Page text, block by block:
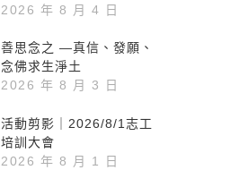
2026 年 8 月 4 日
善思念之 —真信、發願、
念佛求生淨土
2026 年 8 月 3 日
活動剪影｜2026/8/1志工
培訓大會
2026 年 8 月 1 日